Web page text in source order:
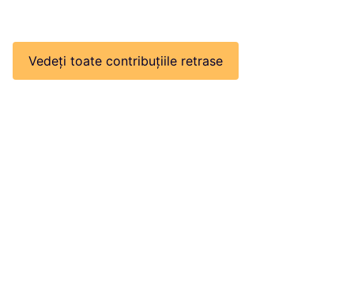
Vedeți toate contribuțiile retrase